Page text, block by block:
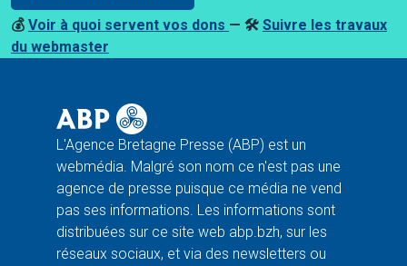
💰 Voir à quoi servent vos dons — 🛠️ Suivre les travaux
du webmaster
L'Agence Bretagne Presse (ABP) est un
webmédia. Malgré son nom ce n'est pas une
agence de presse puisque ce média ne vend
pas ses informations. Les informations sont
distribuées sur ce site web abp.bzh, sur les
réseaux sociaux, et via des newsletters ou